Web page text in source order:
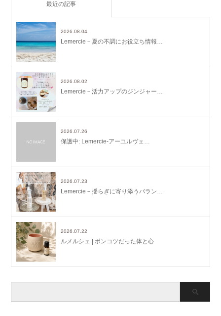
最近の記事
2026.08.04
Lemercie－夏の不調にお役立ち情報…
2026.08.02
Lemercie－活力アップのジンジャー…
2026.07.26
保護中: Lemercie-アーユルヴェ…
2026.07.23
Lemercie－揺らぎに寄り添うバラン…
2026.07.22
ルメルシェ | ポンコツだった体と心